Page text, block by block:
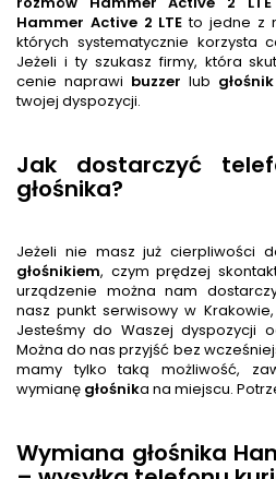
Hammer Active 2 LTE to jedne z
których systematycznie korzysta
Jeżeli i ty szukasz firmy, która
cenie naprawi buzzer lub głośnik
twojej dyspozycji.
Jak dostarczyć
głośnika?
Jeżeli nie masz już cierpliwości
głośnikiem, czym prędzej
urządzenie można nam
nasz punkt serwisowy w
Jesteśmy do Waszej dyspozycji
Można do nas przyjść bez
mamy tylko taką możliwość,
wymianę głośnika na miejscu.
Wymiana głośnika